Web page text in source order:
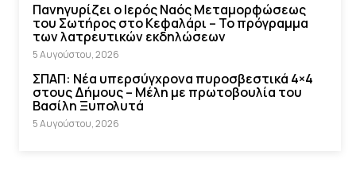
Πανηγυρίζει ο Ιερός Ναός Μεταμορφώσεως
του Σωτήρος στο Κεφαλάρι – Το πρόγραμμα
των λατρευτικών εκδηλώσεων
5 Αυγούστου, 2026
ΣΠΑΠ: Νέα υπερσύγχρονα πυροσβεστικά 4×4
στους Δήμους – Μέλη με πρωτοβουλία του
Βασίλη Ξυπολυτά
5 Αυγούστου, 2026